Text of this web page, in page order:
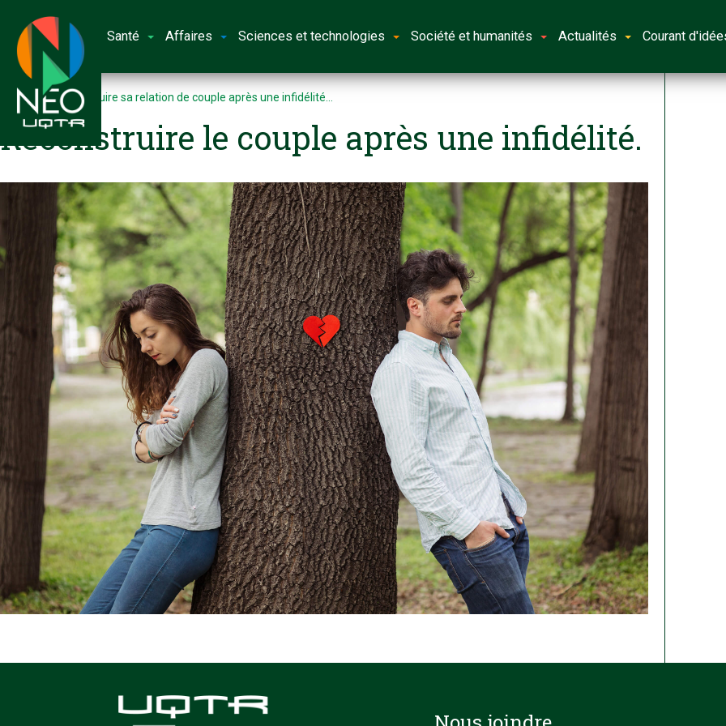
Santé Affaires Sciences et technologies Société et humanités Actualités Courant
Accueil Reconstruire sa relation de couple après une infidélité…
Reconstruire le couple après une infidélité.